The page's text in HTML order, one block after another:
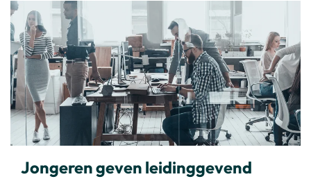
Jongeren geven leidinggevend